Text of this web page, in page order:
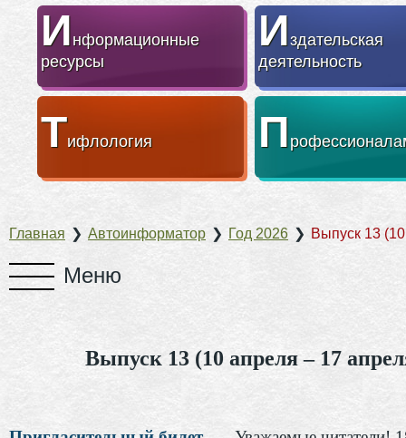
Информационные
ресурсы
Издательская
деятельность
Тифлология П
Главная ❯ Автоинформатор ❯ Год 2026 ❯ Выпуск 13
Выпуск 13 (10 апреля – 17